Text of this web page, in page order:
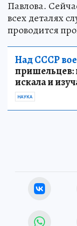
Павлова.
всех деталях
проводится
Над СССР
пришельцев:
искала и
НАУКА